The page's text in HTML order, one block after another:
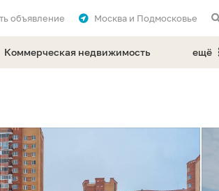
Москва и Подмосковье
объявление
Коммерческая недвижимость ещё